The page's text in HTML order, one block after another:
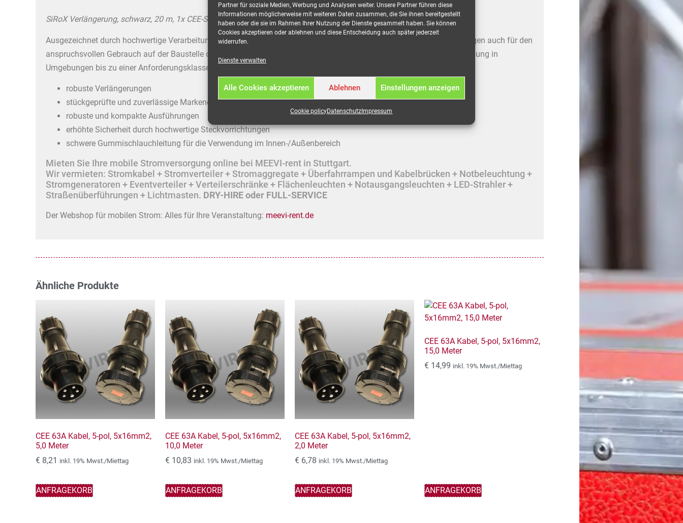
Partner für soziale Medien, Werbung und Analysen weiter. Unsere Partner führen diese
Informationen möglicherweise mit weiteren Daten zusammen, die Sie ihnen bereitgestellt
haben oder die sie im Rahmen Ihrer Nutzung der Dienste gesammelt haben. Sie können
Cookies akzeptieren oder ablehnen und diese Entscheidung auch später jederzeit
widerrufen.
Dienste verwalten
Alle Cookies akzeptieren Ablehnen Einstellungen anzeigen
Cookie policyDatenschutzImpressum
SiRoX Verlängerung, schwarz, 20 m, 1x CEE-Stecker und Kupplung, H07RN-F 5G16, 63 A
Ausgezeichnet durch hochwertige Verarbeitung und besondere Langlebigkeit, überzeugt SiRoX® Kabel und Verlängerungen auch für den
anspruchsvollen Gebrauch auf der Baustelle oder bei Veranstaltungen. Die SIROX® Verlängerungen wurden zur Verwendung in
Umgebungen bis zu einer Anforderungsklasse von IP 44 konzipiert.
robuste Verlängerungen
stückgeprüfte und zuverlässige Markenqualität
robuste und kompakte Ausführungen
erhöhte Sicherheit durch hochwertige Steckvorrichtungen
schwere Gummischlauchleitung für die Verwendung im Innen-/Außenbereich
Mieten Sie Ihre mobile Stromversorgung online bei MEEVI-rent in Stuttgart.
Wir vermieten: Stromkabel + Stromverteiler + Stromaggregate + Überfahrrampen und Kabelbrücken + Notbeleuchtung +
Stromgeneratoren + Eventverteiler + Verteilerschränke + Flächenleuchten + Notausgangsleuchten + LED-Strahler +
Straßenüberführungen + Lichtmasten. DRY-HIRE oder FULL-SERVICE
Der Webshop für mobilen Strom: Alles für Ihre Veranstaltung: meevi-rent.de
Ähnliche Produkte
CEE 63A Kabel, 5-pol, 5x16mm2,
5,0 Meter
€ 8,21 inkl. 19% Mwst./Miettag
ANFRAGEKORB
CEE 63A Kabel, 5-pol, 5x16mm2,
10,0 Meter
€ 10,83 inkl. 19% Mwst./Miettag
ANFRAGEKORB
CEE 63A Kabel, 5-pol, 5x16mm2,
2,0 Meter
€ 6,78 inkl. 19% Mwst./Miettag
ANFRAGEKORB
CEE 63A Kabel, 5-pol, 5x16mm2,
15,0 Meter
€ 14,99 inkl. 19% Mwst./Miettag
ANFRAGEKORB